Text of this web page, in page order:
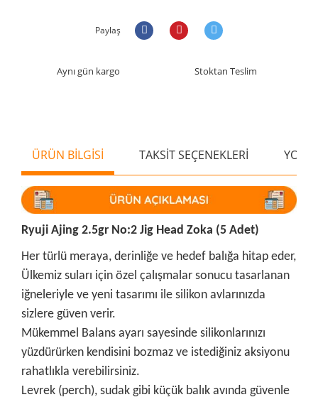
Paylaş
Aynı gün kargo Stoktan Teslim
ÜRÜN BİLGİSİ TAKSİT SEÇENEKLERİ
Ryuji Ajing 2.5gr No:2 Jig Head Zoka (5 Adet)
Her türlü meraya, derinliğe ve hedef balığa hitap eder,
Ülkemiz suları için özel çalışmalar sonucu tasarlanan
iğneleriyle ve yeni tasarımı ile silikon avlarınızda
sizlere güven verir.
Mükemmel Balans ayarı sayesinde silikonlarınızı
yüzdürürken kendisini bozmaz ve istediğiniz aksiyonu
rahatlıkla verebilirsiniz.
Levrek (perch), sudak gibi küçük balık avında güvenle